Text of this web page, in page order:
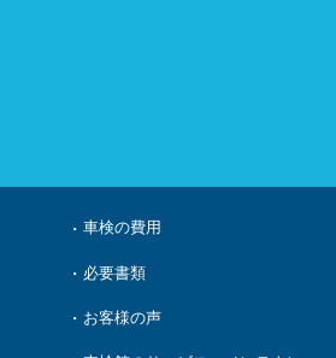
車検の費用
必要書類
お客様の声